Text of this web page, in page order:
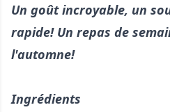
Un goût incroyable, un
rapide! Un repas de
l'automne!
Ingrédients